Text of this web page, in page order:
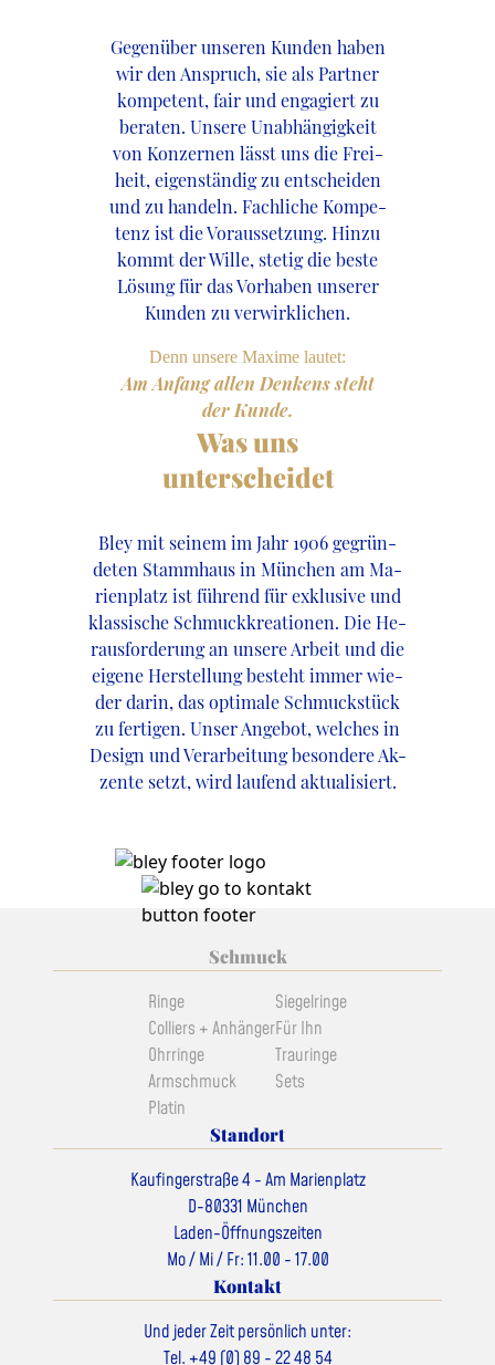
Gegenüber unseren Kunden haben
wir den Anspruch, sie als Partner
kompetent, fair und engagiert zu
beraten. Unsere Unabhängigkeit
von Konzernen lässt uns die Frei-
heit, eigenständig zu entscheiden
und zu handeln. Fachliche Kompe-
tenz ist die Voraussetzung. Hinzu
kommt der Wille, stetig die beste
Lösung für das Vorhaben unserer
Kunden zu verwirklichen.
Denn unsere Maxime lautet:
Am Anfang allen Denkens steht
der Kunde.
Was uns
unterscheidet
Bley mit seinem im Jahr 1906 gegrün-
deten Stammhaus in München am Ma-
rienplatz ist führend für exklusive und
klassische Schmuckkreationen. Die He-
rausforderung an unsere Arbeit und die
eigene Herstellung besteht immer wie-
der darin, das optimale Schmuckstück
zu fertigen. Unser Angebot, welches in
Design und Verarbeitung besondere Ak-
zente setzt, wird laufend aktualisiert.
Schmuck
Ringe
Colliers + Anhänger
Ohrringe
Armschmuck
Platin
Siegelringe
Für Ihn
Trauringe
Sets
Standort
Kaufingerstraße 4 - Am Marienplatz
D-80331 München
Laden-Öffnungszeiten
Mo / Mi / Fr: 11.00 - 17.00
Kontakt
Und jeder Zeit persönlich unter:
Tel. +49 (0) 89 - 22 48 54